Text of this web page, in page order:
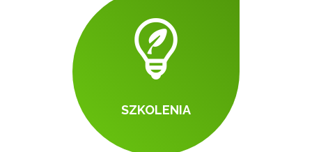
SZKOLENIA